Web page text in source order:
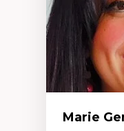
continue
Marie